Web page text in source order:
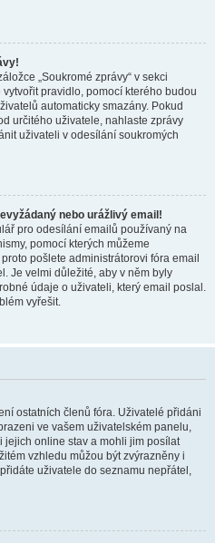
„Soukromé zprávy“ v sekci
pravidlo, pomocí kterého budou
automaticky smazány. Pokud
určitého uživatele, nahlaste zprávy
uživateli v odesílání soukromých
nebo urážlivý email!
pro odesílání emailů používaný na
pomocí kterých můžeme
pošlete administrátorovi fóra email
Je velmi důležité, aby v něm byly
údaje o uživateli, který email poslal.
vyřešit.
ostatních členů fóra. Uživatelé přidáni
ve vašem uživatelském panelu,
jejich online stav a mohli jim posílat
vzhledu můžou být zvýrazněny i
uživatele do seznamu nepřátel,